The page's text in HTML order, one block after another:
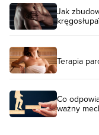
Jak
Terapia
Co
ważny